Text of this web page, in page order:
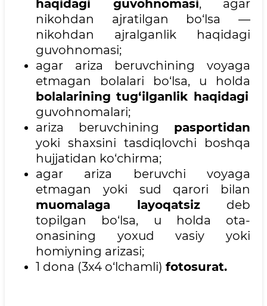
haqidagi guvohnomasi, agar
nikohdan ajratilgan bo‘lsa —
nikohdan ajralganlik haqidagi
guvohnomasi;
agar ariza beruvchining voyaga
etmagan bolalari bo‘lsa, u holda
bolalarining tug‘ilganlik haqidagi
guvohnomalari;
ariza beruvchining pasportidan
yoki shaxsini tasdiqlovchi boshqa
hujjatidan ko‘chirma;
agar ariza beruvchi voyaga
etmagan yoki sud qarori bilan
muomalaga layoqatsiz deb
topilgan bo‘lsa, u holda ota-
onasining yoxud vasiy yoki
homiyning arizasi;
1 dona (3x4 o‘lchamli) fotosurat.